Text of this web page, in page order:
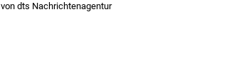
von dts Nachrichtenagentur